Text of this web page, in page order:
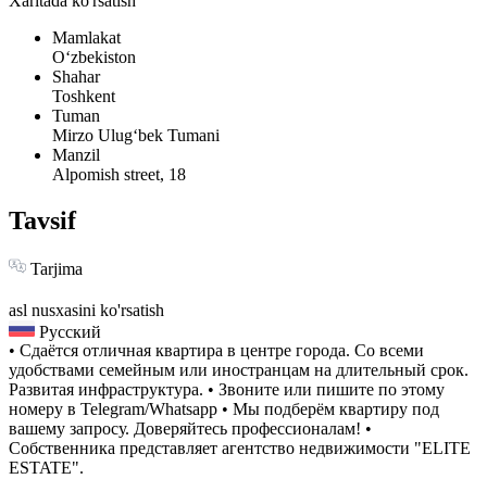
Mamlakat
Oʻzbekiston
Shahar
Toshkent
Tuman
Mirzo Ulug‘bek Tumani
Manzil
Alpomish street, 18
Tavsif
Tarjima
asl nusxasini ko'rsatish
Русский
• Сдаётся отличная квартира в центре города. Со всеми
удобствами семейным или иностранцам на длительный срок.
Развитая инфраструктура. • Звоните или пишите по этому
номеру в Telegram/Whatsapp • Мы подберём квартиру под
вашему запросу. Доверяйтесь профессионалам! •
Собственника представляет агентство недвижимости "ELITE
ESTATE".